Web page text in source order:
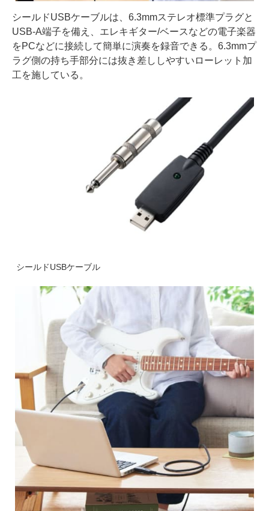
シールドUSBケーブルは、6.3mmステレオ標準プラグと
USB-A端子を備え、エレキギター/ベースなどの電子楽器
をPCなどに接続して簡単に演奏を録音できる。6.3mmプ
ラグ側の持ち手部分には抜き差ししやすいローレット加
工を施している。
シールドUSBケーブル